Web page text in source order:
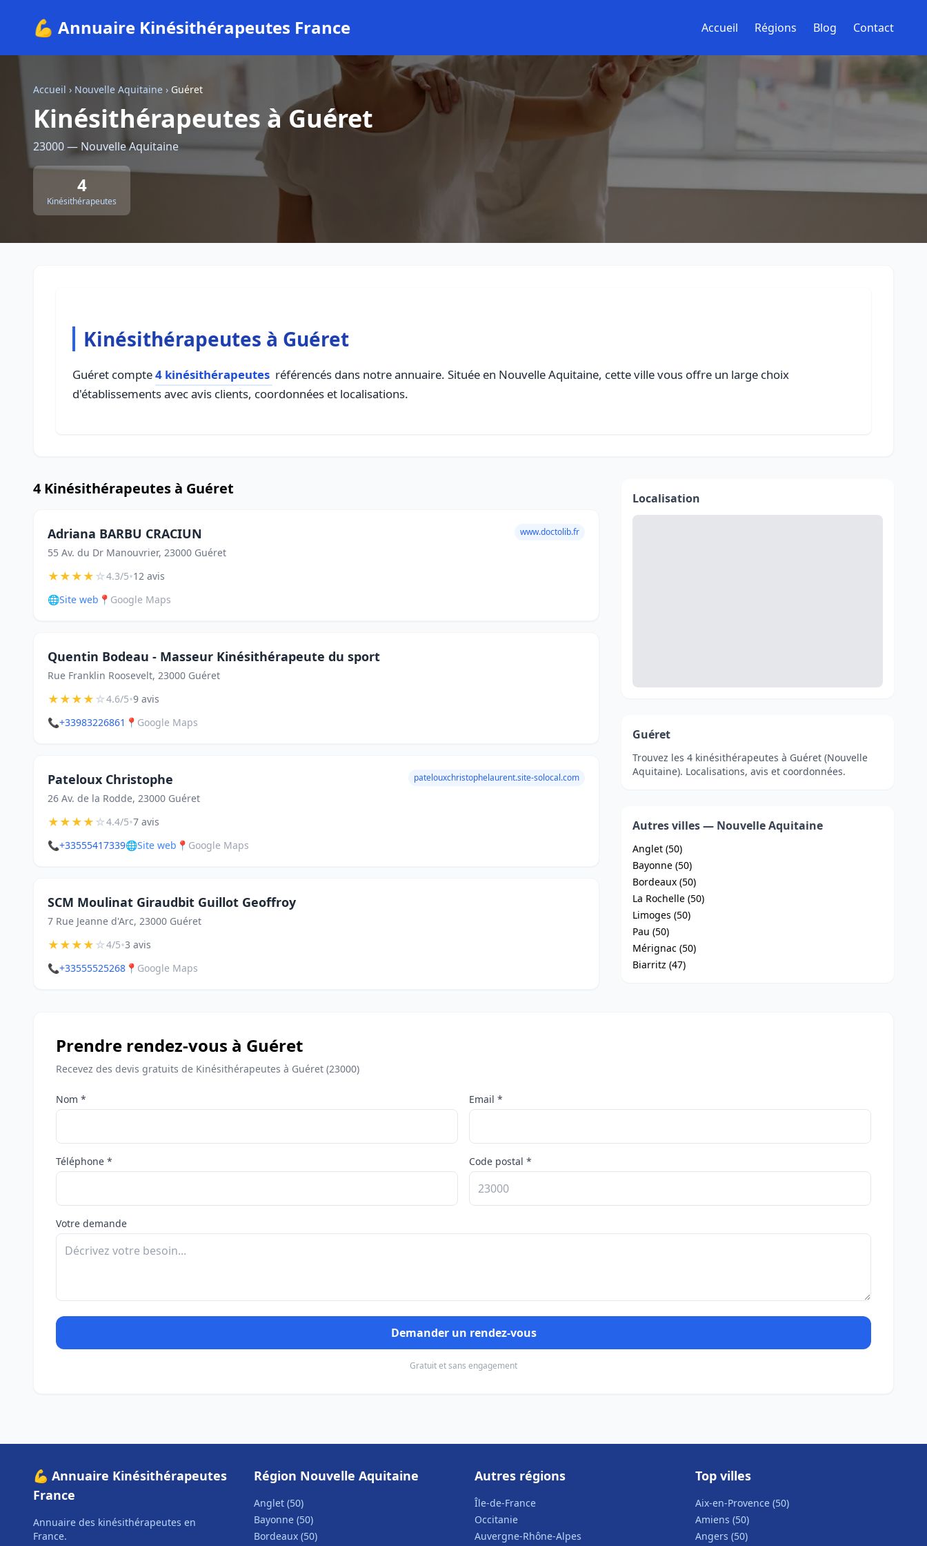
💪 Annuaire Kinésithérapeutes France Accueil Régions Blog Contact
Accueil › Nouvelle Aquitaine › Guéret
Kinésithérapeutes à Guéret
23000 — Nouvelle Aquitaine
4
Kinésithérapeutes
Kinésithérapeutes à Guéret
Guéret compte4 kinésithérapeutes référencés dans notre annuaire. Située en Nouvelle Aquitaine, cette ville vous offre un large choix
d'établissements avec avis clients, coordonnées et localisations.
4 Kinésithérapeutes à Guéret
Adriana BARBU CRACIUN
55 Av. du Dr Manouvrier, 23000 Guéret
www.doctolib.fr
★★★★☆4.3/5•12 avis
🌐Site web 📍 Google Maps
Quentin Bodeau - Masseur Kinésithérapeute du sport
Rue Franklin Roosevelt, 23000 Guéret
★★★★☆4.6/5•9 avis
📞+33983226861 📍 Google Maps
Pateloux Christophe
26 Av. de la Rodde, 23000 Guéret
patelouxchristophelaurent.site-solocal.com
★★★★☆4.4/5•7 avis
📞+33555417339🌐Site web 📍 Google Maps
SCM Moulinat Giraudbit Guillot Geoffroy
7 Rue Jeanne d'Arc, 23000 Guéret
★★★★☆4/5•3 avis
📞+33555525268 📍 Google Maps
Localisation
Guéret
Trouvez les 4 kinésithérapeutes à Guéret (Nouvelle
Aquitaine). Localisations, avis et coordonnées.
Autres villes — Nouvelle Aquitaine
Anglet (50)
Bayonne (50)
Bordeaux (50)
La Rochelle (50)
Limoges (50)
Pau (50)
Mérignac (50)
Biarritz (47)
Prendre rendez-vous à Guéret
Recevez des devis gratuits de Kinésithérapeutes à Guéret (23000)
Nom * Email *
Téléphone * Code postal *
Votre demande
Demander un rendez-vous
Gratuit et sans engagement
💪 Annuaire Kinésithérapeutes
France
Annuaire des kinésithérapeutes en
France.
Région Nouvelle Aquitaine
Anglet (50)
Bayonne (50)
Bordeaux (50)
Autres régions
Île-de-France
Occitanie
Auvergne-Rhône-Alpes
Top villes
Aix-en-Provence (50)
Amiens (50)
Angers (50)